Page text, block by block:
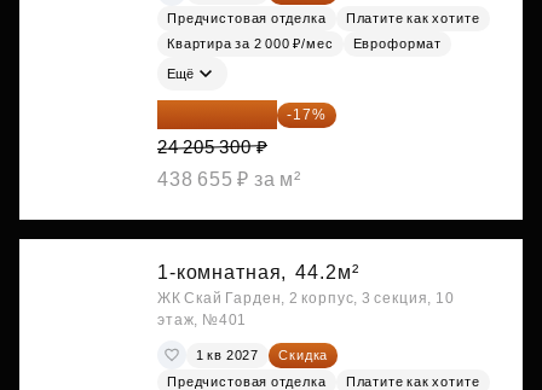
Предчистовая отделка
Платите как хотите
Квартира за 2 000 ₽/мес
Евроформат
Ещё
20 090 399 ₽ -17%
24 205 300 ₽
438 655 ₽ за м²
1-комнатная, 44.2м²
ЖК Скай Гарден, 2 корпус, 3 секция, 10
этаж, №401
1 кв 2027
Скидка
Предчистовая отделка
Платите как хотите